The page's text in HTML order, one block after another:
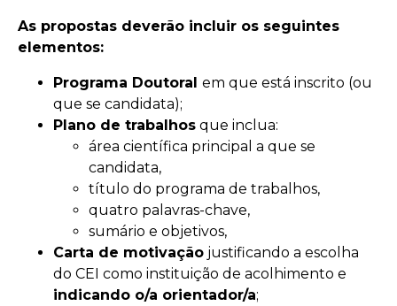
As propostas deverão incluir os seguintes
elementos:
Programa Doutoral em que está inscrito (ou
que se candidata);
Plano de trabalhos que inclua:
área científica principal a que se
candidata,
título do programa de trabalhos,
quatro palavras-chave,
sumário e objetivos,
Carta de motivação justificando a escolha
do CEI como instituição de acolhimento e
indicando o/a orientador/a;